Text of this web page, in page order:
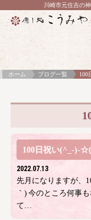
川崎市元住吉の
ホーム ブログ一覧 100
100日祝い(^_-)-
2022.07.13
先月になりますが、
｀) 今のところ何事
て…